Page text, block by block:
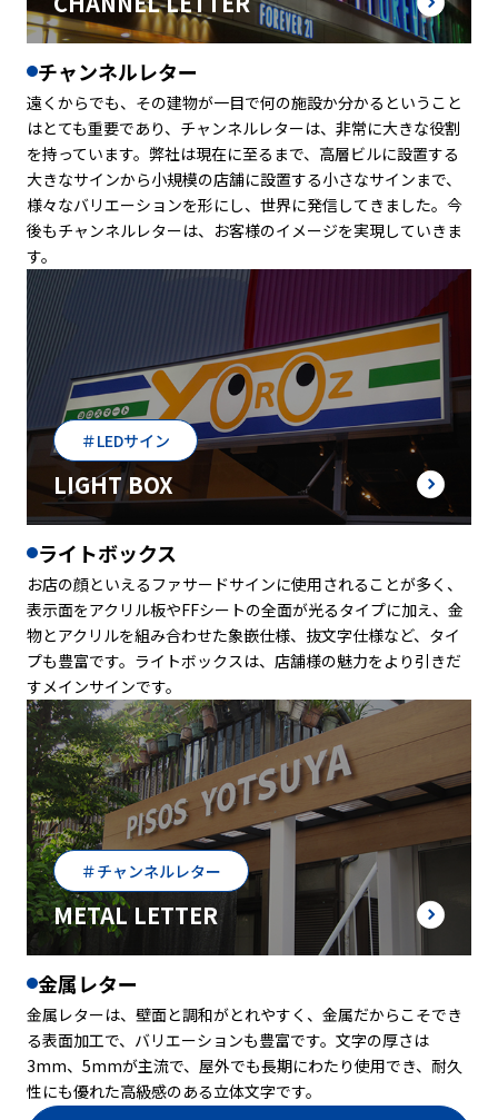
チャンネルレター
遠くからでも、その建物が一目で何の施設か分かるということ
はとても重要であり、チャンネルレターは、非常に大きな役割
を持っています。弊社は現在に至るまで、高層ビルに設置する
大きなサインから小規模の店舗に設置する小さなサインまで、
様々なバリエーションを形にし、世界に発信してきました。今
後もチャンネルレターは、お客様のイメージを実現していきま
す。
＃LEDサイン
LIGHT BOX
ライトボックス
お店の顔といえるファサードサインに使用されることが多く、
表示面をアクリル板やFFシートの全面が光るタイプに加え、金
物とアクリルを組み合わせた象嵌仕様、抜文字仕様など、タイ
プも豊富です。ライトボックスは、店舗様の魅力をより引きだ
すメインサインです。
＃チャンネルレター
METAL LETTER
金属レター
金属レターは、壁面と調和がとれやすく、金属だからこそでき
る表面加工で、バリエーションも豊富です。文字の厚さは
3mm、5mmが主流で、屋外でも長期にわたり使用でき、耐久
性にも優れた高級感のある立体文字です。